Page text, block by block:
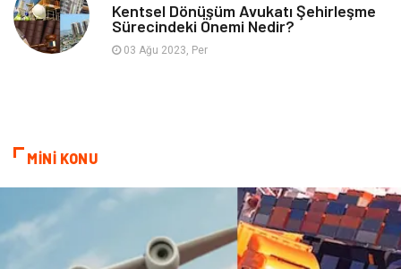
İnternet Ambalaj
Kültür
Pazarlama Kiralama Servisleri
Basın Yayın Bilişim
Kentsel Dönüşüm Avukatı Şehirleşme
Sürecindeki Önemi Nedir?
03 Ağu 2023, Per
MİNİ KONU